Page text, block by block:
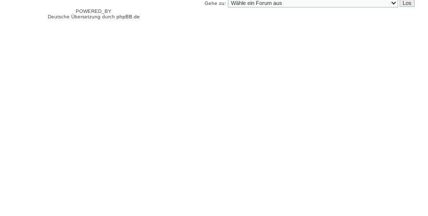
Gehe zu:
POWERED_BY
Deutsche Übersetzung durch phpBB.de